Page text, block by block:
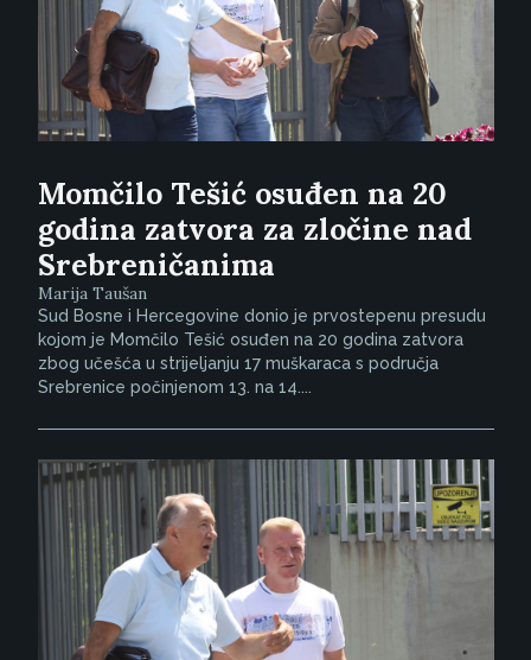
Momčilo Tešić osuđen na 20
godina zatvora za zločine nad
Srebreničanima
Marija Taušan
Sud Bosne i Hercegovine donio je prvostepenu presudu
kojom je Momčilo Tešić osuđen na 20 godina zatvora
zbog učešća u strijeljanju 17 muškaraca s područja
Srebrenice počinjenom 13. na 14....